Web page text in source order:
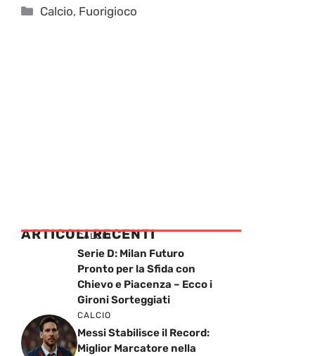
Categorie
Calcio, Fuorigioco
ARTICOLI RECENTI
CALCIO
Serie D: Milan Futuro
Pronto per la Sfida con
Chievo e Piacenza – Ecco i
Gironi Sorteggiati
CALCIO
Messi Stabilisce il Record:
Miglior Marcatore nella